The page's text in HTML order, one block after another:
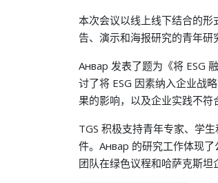
本次会议以线上线下结合的
告、演示和海报研究的青年研
Анвар 发表了题为《将 ESG
讨了将 ESG 因素纳入企业战
果的影响，以及企业实践不符
TGS 积极支持青年专家、学
件。Анвар 的研究工作体现
团队在绿色议程和哈萨克斯坦